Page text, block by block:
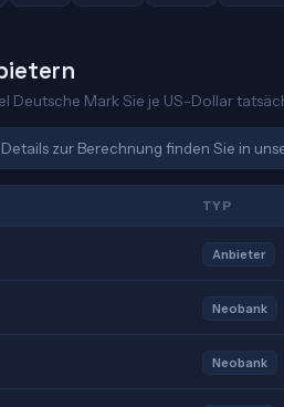
Deutsche Mark Sie je US-Dollar
zur Berechnung finden Sie in
TYP
Anbieter
Neobank
Neobank